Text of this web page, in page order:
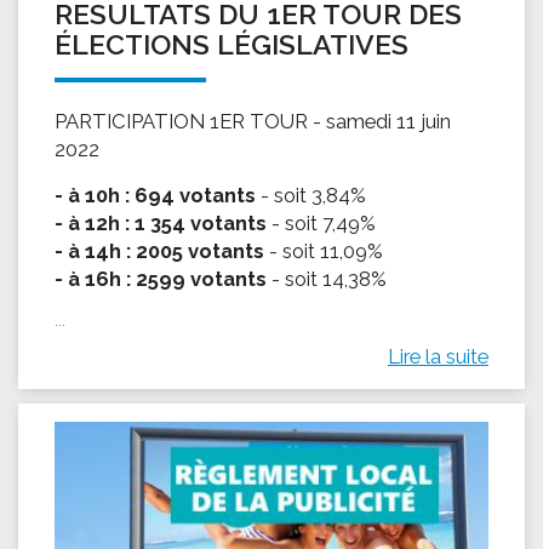
RESULTATS DU 1ER TOUR DES
ÉLECTIONS LÉGISLATIVES
PARTICIPATION 1ER TOUR - samedi 11 juin
2022
- à 10h : 694 votants - soit 3,84%
- à 12h : 1 354 votants - soit 7,49%
- à 14h : 2005 votants - soit 11,09%
- à 16h : 2599 votants - soit 14,38%
...
Lire la suite